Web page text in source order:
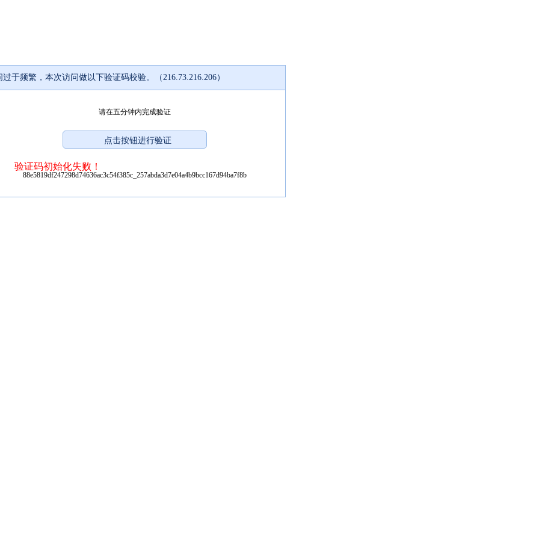
过于频繁，本次访问做以下验证码校验。（216.73.216.206）
请在五分钟内完成验证
验证码初始化失败！
88e5819df247298d74636ac3c54f385c_257abda3d7e04a4b9bcc167d94ba7f8b